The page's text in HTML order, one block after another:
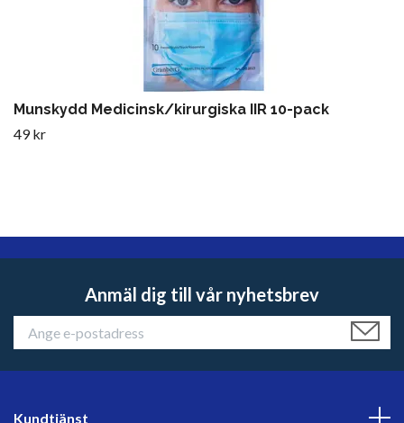
Munskydd Medicinsk/kirurgiska IIR 10-pack
49 kr
Anmäl dig till vår nyhetsbrev
Kundtjänst